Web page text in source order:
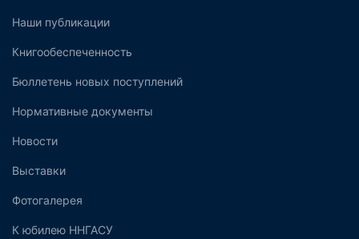
Наши публикации
Книгообеспеченность
Бюллетень новых поступлений
Нормативные документы
Новости
Выставки
Фотогалерея
К юбилею ННГАСУ